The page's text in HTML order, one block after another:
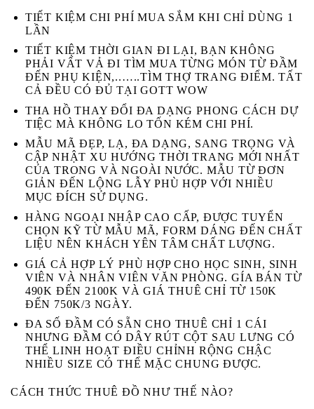
TIẾT KIỆM CHI PHÍ MUA SẮM KHI CHỈ DÙNG 1
LẦN
TIẾT KIỆM THỜI GIAN ĐI LẠI, BẠN KHÔNG
PHẢI VẤT VẢ ĐI TÌM MUA TỪNG MÓN TỪ ĐẦM
ĐẾN PHỤ KIỆN,..…..TÌM THỢ TRANG ĐIỂM. TẤT
CẢ ĐỀU CÓ ĐỦ TẠI GOTT WOW
THA HỒ THAY ĐỔI ĐA DẠNG PHONG CÁCH DỰ
TIỆC MÀ KHÔNG LO TỐN KÉM CHI PHÍ.
MẪU MÃ ĐẸP, LẠ, ĐA DẠNG, SANG TRỌNG VÀ
CẬP NHẬT XU HƯỚNG THỜI TRANG MỚI NHẤT
CỦA TRONG VÀ NGOÀI NƯỚC. MẪU TỪ ĐƠN
GIẢN ĐẾN LỘNG LẪY PHÙ HỢP VỚI NHIỀU
MỤC ĐÍCH SỬ DỤNG.
HÀNG NGOẠI NHẬP CAO CẤP, ĐƯỢC TUYỂN
CHỌN KỸ TỪ MẪU MÃ, FORM DÁNG ĐẾN CHẤT
LIỆU NÊN KHÁCH YÊN TÂM CHẤT LƯỢNG.
GIÁ CẢ HỢP LÝ PHÙ HỢP CHO HỌC SINH, SINH
VIÊN VÀ NHÂN VIÊN VĂN PHÒNG. GÍA BÁN TỪ
490K ĐẾN 2100K VÀ GIÁ THUÊ CHỈ TỪ 150K
ĐẾN 750K/3 NGÀY.
ĐA SỐ ĐẦM CÓ SẴN CHO THUÊ CHỈ 1 CÁI
NHƯNG ĐẦM CÓ DÂY RÚT CỘT SAU LƯNG CÓ
THỂ LINH HOẠT ĐIỀU CHỈNH RỘNG CHẬC
NHIỀU SIZE CÓ THỂ MẶC CHUNG ĐƯỢC.
CÁCH THỨC THUÊ ĐỒ NHƯ THẾ NÀO?